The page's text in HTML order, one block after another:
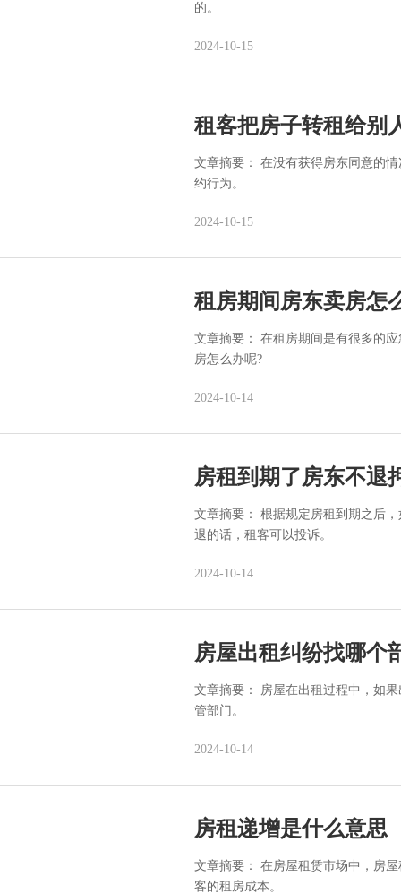
的。
2024-10-15
租客把房子转租给别
文章摘要： 在没有获得房东同意的
约行为。
2024-10-15
租房期间房东卖房怎
文章摘要： 在租房期间是有很多的
房怎么办呢?
2024-10-14
房租到期了房东不退
文章摘要： 根据规定房租到期之后
退的话，租客可以投诉。
2024-10-14
房屋出租纠纷找哪个
文章摘要： 房屋在出租过程中，如
管部门。
2024-10-14
房租递增是什么意思
文章摘要： 在房屋租赁市场中，房
客的租房成本。